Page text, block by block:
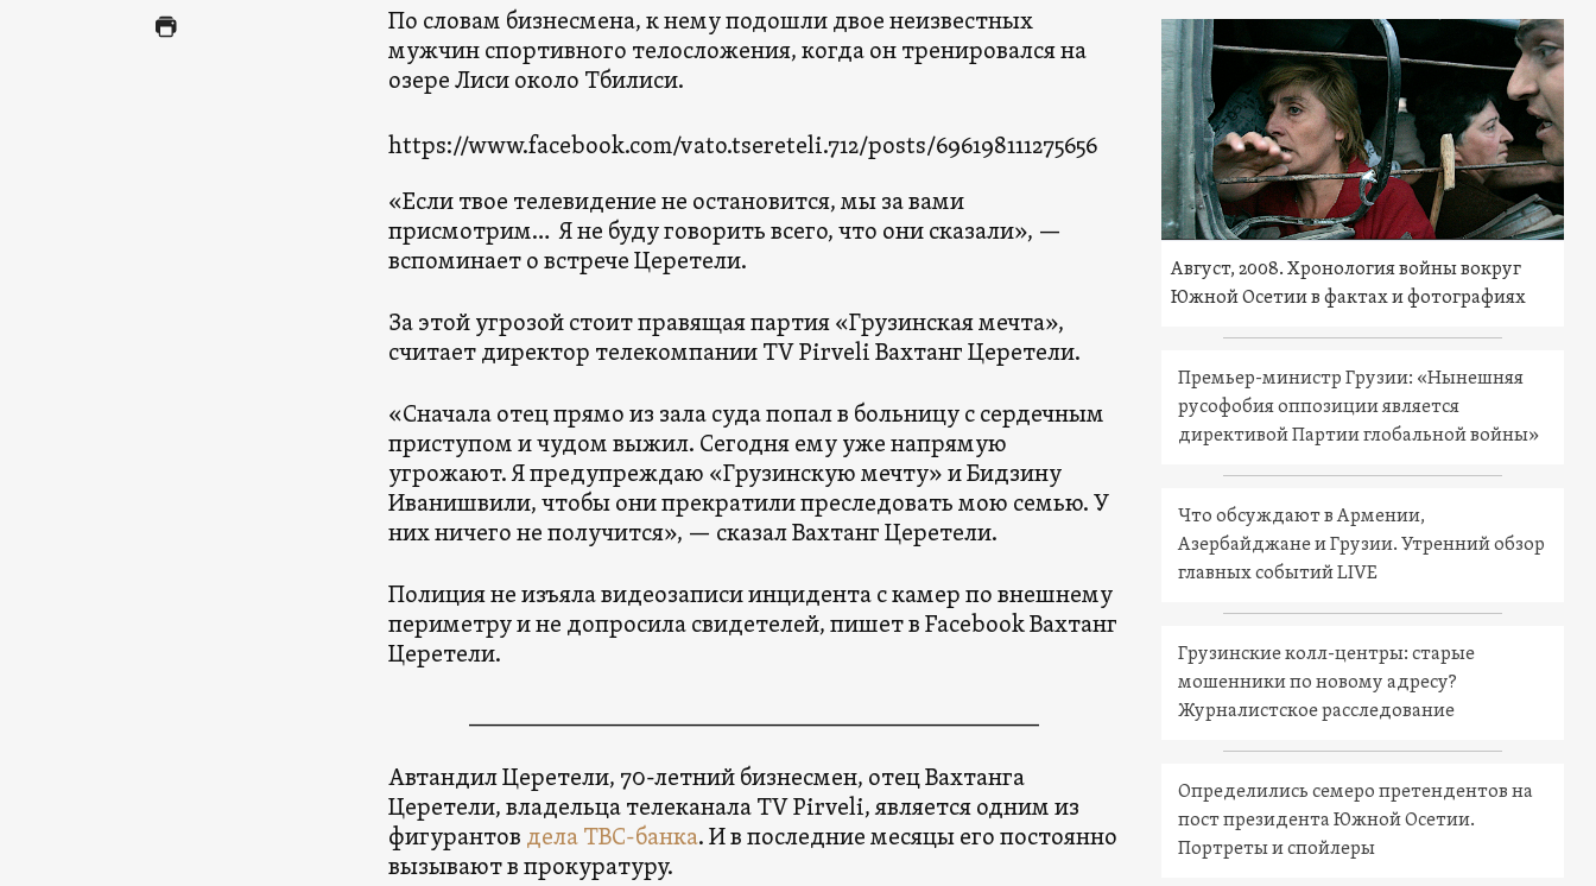
По словам бизнесмена, к нему подошли двое неизвестных
мужчин спортивного телосложения, когда он тренировался на
озере Лиси около Тбилиси.
https://www.facebook.com/vato.tsereteli.712/posts/696198111275656
«Если твое телевидение не остановится, мы за вами
присмотрим… Я не буду говорить всего, что они сказали», —
вспоминает о встрече Церетели.
За этой угрозой стоит правящая партия «Грузинская мечта»,
считает директор телекомпании TV Pirveli Вахтанг Церетели.
«Сначала отец прямо из зала суда попал в больницу с сердечным
приступом и чудом выжил. Сегодня ему уже напрямую
угрожают. Я предупреждаю «Грузинскую мечту» и Бидзину
Иванишвили, чтобы они прекратили преследовать мою семью. У
них ничего не получится», — сказал Вахтанг Церетели.
Полиция не изъяла видеозаписи инцидента с камер по внешнему
периметру и не допросила свидетелей, пишет в Facebook Вахтанг
Церетели.
________________________________________________
Автандил Церетели, 70-летний бизнесмен, отец Вахтанга
Церетели, владельца телеканала TV Pirveli, является одним из
фигурантов дела TBC-банка. И в последние месяцы его постоянно
вызывают в прокуратуру.
Август, 2008. Хронология войны вокруг
Южной Осетии в фактах и фотографиях
Премьер-министр Грузии: «Нынешняя
русофобия оппозиции является
директивой Партии глобальной войны»
Что обсуждают в Армении,
Азербайджане и Грузии. Утренний обзор
главных событий LIVE
Грузинские колл-центры: старые
мошенники по новому адресу?
Журналистское расследование
Определились семеро претендентов на
пост президента Южной Осетии.
Портреты и спойлеры